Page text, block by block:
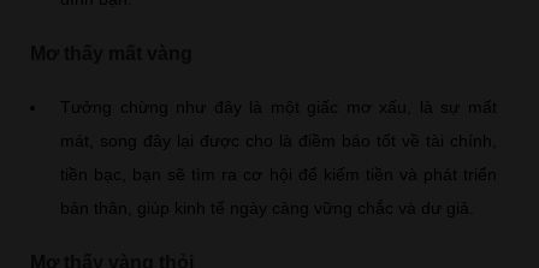
Tưởng chừng như đây là một giấc mơ xấu, là sự mất
mát, song đây lại được cho là điềm báo tốt về tài chính,
tiền bạc, bạn sẽ tìm ra cơ hội để kiếm tiền và phát triển
bản thân, giúp kinh tế ngày càng vững chắc và dư giả.